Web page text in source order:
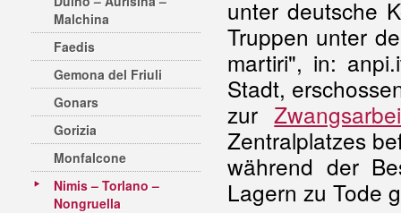
Malchina
Faedis
Gemona del Friuli
Gonars
Gorizia
Monfalcone
Nimis – Torlano –
Nongruella
unter deutsche
Truppen unter
martiri", in:
Stadt,
zur
Zentralplatzes
während der
Lagern zu Tode